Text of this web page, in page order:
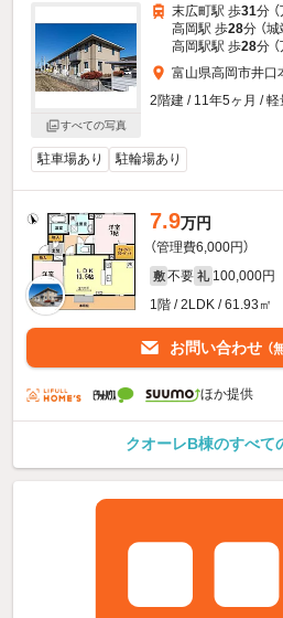
すべての写真
末広町駅 歩31分
高岡駅 歩28分 （
高岡駅駅 歩28分
富山県高岡市井口
2階建 / 11年5ヶ月 / 軽
駐車場あり 駐輪場あり
7.9万円
（管理費6,000円）
敷 不要 礼 100,000円
1階 / 2LDK / 61.93㎡
お問い合わせ （
ほか提供
クオーレB棟のすべて